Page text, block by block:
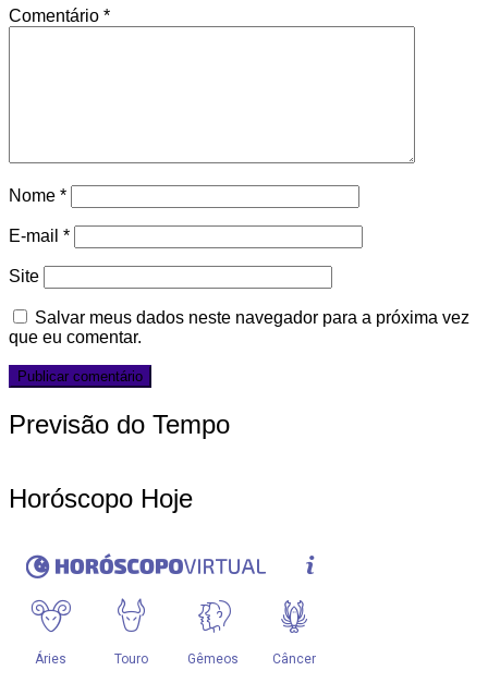
Comentário *
Nome *
E-mail *
Site
Salvar meus dados neste navegador para a próxima vez
que eu comentar.
Previsão do Tempo
Horóscopo Hoje